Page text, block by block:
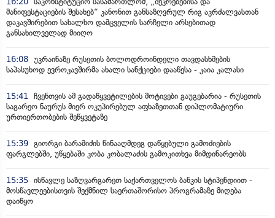
მანიფესტაციების შესახებ“ კანონით განსაზღვრულ რიგ აკრძალვასთან
დაკავშირებით სახალხო დამცველის სარჩელი არსებითად
განსახილველად მიიღო
16:08 უკრაინაზე რუსეთის ბოლოდროინდელი თავდასხმების
საპასუხოდ ევროკავშირმა ახალი სანქციები დააწესა - კაია კალასი
15:41 ჩვენთვის ამ გადაწყვეტილების მოტივები გაუგებარია - რუსეთის
საგარეო ნაურუს მიერ ოკუპირებულ აფხაზეთთან დიპლომატიური
ურთიერთობების შეწყვეტაზე
15:39 გიორგი ბარამიძის წინააღმდეგ დაწყებული გამოძიების
ფარგლებში, უწყებაში კობა კობალაძის გამოკითხვა მიმდინარეობს
15:35 ისწავლე საზღვარგარეთ საქართველოს ბანკის სტიპენდიით -
მოსწავლეებისთვის შექმნილ საერთაშორისო პროგრამაზე მიღება
დაიწყო